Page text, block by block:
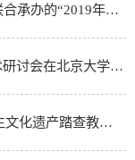
考古实践训练班”顺利结业
会在北京大学举行
踏查教学实习回顾